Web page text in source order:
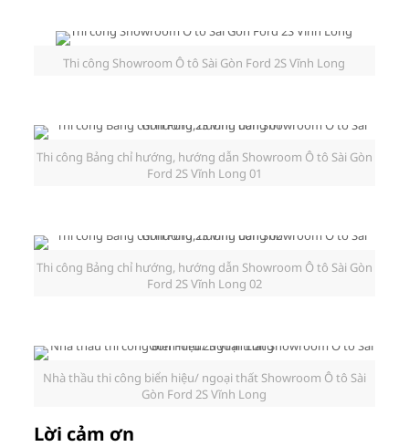
Thi công Showroom Ô tô Sài Gòn Ford 2S Vĩnh Long
Thi công Bảng chỉ hướng, hướng dẫn Showroom Ô tô Sài Gòn
Ford 2S Vĩnh Long 01
Thi công Bảng chỉ hướng, hướng dẫn Showroom Ô tô Sài Gòn
Ford 2S Vĩnh Long 02
Nhà thầu thi công biển hiệu/ ngoại thất Showroom Ô tô Sài
Gòn Ford 2S Vĩnh Long
Lời cảm ơn